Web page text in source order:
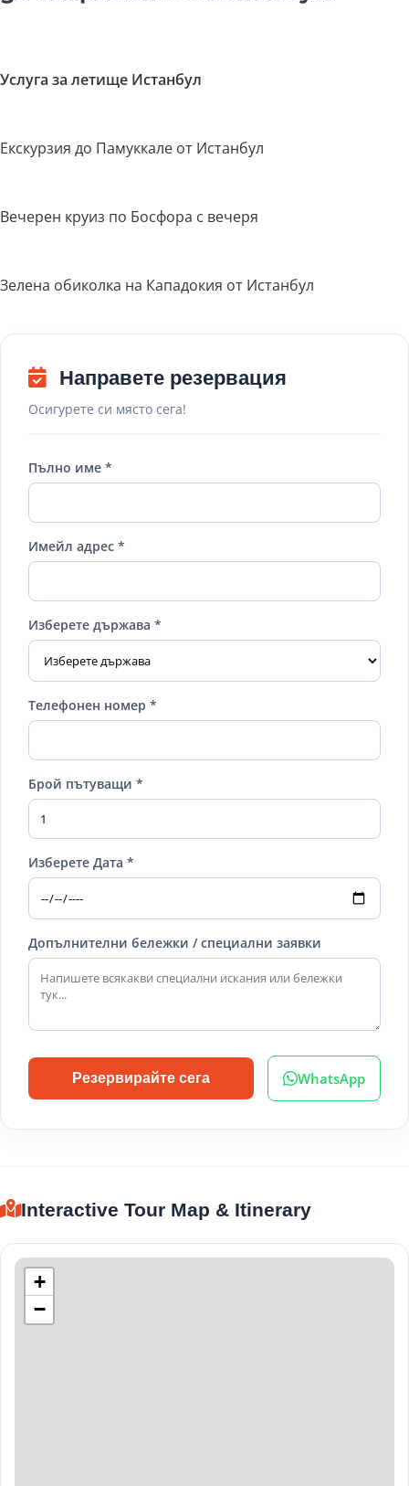
Услуга за летище Истанбул
Екскурзия до Памуккале от Истанбул
Вечерен круиз по Босфора с вечеря
Зелена обиколка на Кападокия от Истанбул
Направете резервация
Осигурете си място сега!
Пълно име *
Имейл адрес *
Изберете държава *
Телефонен номер *
Брой пътуващи *
Изберете Дата *
Допълнителни бележки / специални заявки
Резервирайте сега WhatsApp
Interactive Tour Map & Itinerary
+
−